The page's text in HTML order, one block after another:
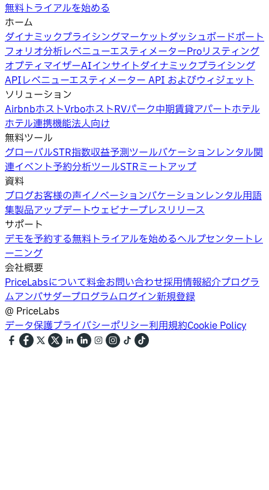
無料トライアルを始める
ホーム
ダイナミックプライシングマーケットダッシュボードポート
フォリオ分析レベニューエスティメーターProリスティング
オプティマイザーAIインサイトダイナミックプライシング
APIレベニューエスティメーター API およびウィジェット
ソリューション
AirbnbホストVrboホストRVパーク中期賃貸アパートホテル
ホテル連携機能法人向け
無料ツール
グローバルSTR指数収益予測ツールバケーションレンタル関
連イベント予約分析ツールSTRミートアップ
資料
ブログお客様の声イノベーションバケーションレンタル用語
集製品アップデートウェビナープレスリリース
サポート
デモを予約する無料トライアルを始めるヘルプセンタートレ
ーニング
会社概要
PriceLabsについて料金お問い合わせ採用情報紹介プログラ
ムアンバサダープログラムログイン新規登録
@ PriceLabs
データ保護プライバシーポリシー利用規約Cookie Policy